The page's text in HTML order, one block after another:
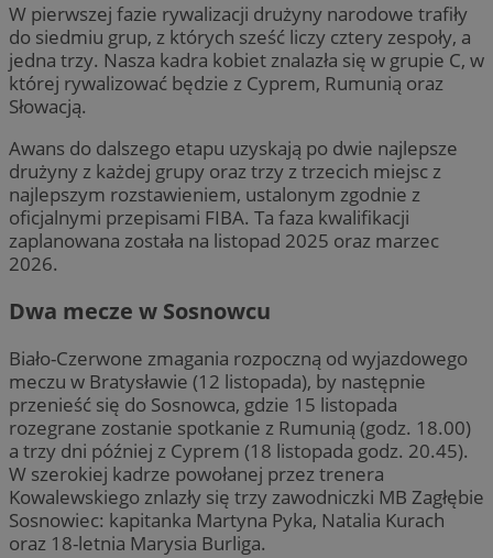
W pierwszej fazie rywalizacji drużyny narodowe trafiły
do siedmiu grup, z których sześć liczy cztery zespoły, a
jedna trzy. Nasza kadra kobiet znalazła się w grupie C, w
której rywalizować będzie z Cyprem, Rumunią oraz
Słowacją.
Awans do dalszego etapu uzyskają po dwie najlepsze
drużyny z każdej grupy oraz trzy z trzecich miejsc z
najlepszym rozstawieniem, ustalonym zgodnie z
oficjalnymi przepisami FIBA. Ta faza kwalifikacji
zaplanowana została na listopad 2025 oraz marzec
2026.
Dwa mecze w Sosnowcu
Biało-Czerwone zmagania rozpoczną od wyjazdowego
meczu w Bratysławie (12 listopada), by następnie
przenieść się do Sosnowca, gdzie 15 listopada
rozegrane zostanie spotkanie z Rumunią (godz. 18.00)
a trzy dni później z Cyprem (18 listopada godz. 20.45).
W szerokiej kadrze powołanej przez trenera
Kowalewskiego znlazły się trzy zawodniczki MB Zagłębie
Sosnowiec: kapitanka Martyna Pyka, Natalia Kurach
oraz 18-letnia Marysia Burliga.